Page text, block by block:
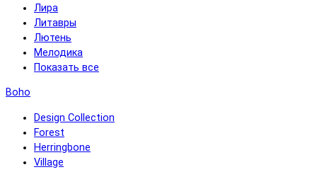
Лира
Литавры
Лютень
Мелодика
Показать все
Boho
Design Collection
Forest
Herringbone
Village